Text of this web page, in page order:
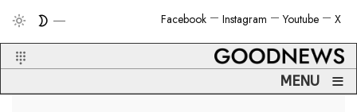
X
Youtube
Instagram
Facebook
MENU ≡